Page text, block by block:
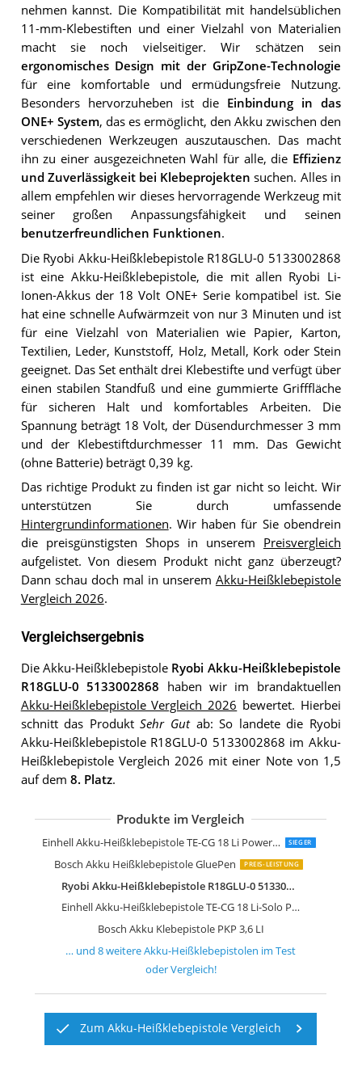
nehmen kannst. Die Kompatibilität mit handelsüblichen
11-mm-Klebestiften und einer Vielzahl von Materialien
macht sie noch vielseitiger. Wir schätzen sein
ergonomisches Design mit der GripZone-Technologie
für eine komfortable und ermüdungsfreie Nutzung.
Besonders hervorzuheben ist die Einbindung in das
ONE+ System, das es ermöglicht, den Akku zwischen den
verschiedenen Werkzeugen auszutauschen. Das macht
ihn zu einer ausgezeichneten Wahl für alle, die Effizienz
und Zuverlässigkeit bei Klebeprojekten suchen. Alles in
allem empfehlen wir dieses hervorragende Werkzeug mit
seiner großen Anpassungsfähigkeit und seinen
benutzerfreundlichen Funktionen.
Die Ryobi Akku-Heißklebepistole R18GLU-0 5133002868
ist eine Akku-Heißklebepistole, die mit allen Ryobi Li-
Ionen-Akkus der 18 Volt ONE+ Serie kompatibel ist. Sie
hat eine schnelle Aufwärmzeit von nur 3 Minuten und ist
für eine Vielzahl von Materialien wie Papier, Karton,
Textilien, Leder, Kunststoff, Holz, Metall, Kork oder Stein
geeignet. Das Set enthält drei Klebestifte und verfügt über
einen stabilen Standfuß und eine gummierte Grifffläche
für sicheren Halt und komfortables Arbeiten. Die
Spannung beträgt 18 Volt, der Düsendurchmesser 3 mm
und der Klebestiftdurchmesser 11 mm. Das Gewicht
(ohne Batterie) beträgt 0,39 kg.
Das richtige Produkt zu finden ist gar nicht so leicht. Wir
unterstützen Sie durch umfassende
Hintergrundinformationen. Wir haben für Sie obendrein
die preisgünstigsten Shops in unserem Preisvergleich
aufgelistet. Von diesem Produkt nicht ganz überzeugt?
Dann schau doch mal in unserem Akku-Heißklebepistole
Vergleich 2026.
Vergleichsergebnis
Die Akku-Heißklebepistole Ryobi Akku-Heißklebepistole
R18GLU-0 5133002868 haben wir im brandaktuellen
Akku-Heißklebepistole Vergleich 2026 bewertet. Hierbei
schnitt das ProduktSehr Gutab: So landete die Ryobi
Akku-Heißklebepistole R18GLU-0 5133002868 im Akku-
Heißklebepistole Vergleich 2026 mit einer Note von 1,5
auf dem 8. Platz.
Produkte im Vergleich
Einhell Akku-Heißklebepistole TE-CG 18 Li Power X-Change SIEGER
Bosch Akku Heißklebepistole GluePen PREIS-LEISTUNG
Ryobi Akku-Heißklebepistole R18GLU-0 5133002868
Einhell Akku-Heißklebepistole TE-CG 18 Li-Solo Power X-Change
Bosch Akku Klebepistole PKP 3,6 LI
TROTEC Akku Heißklebepistole Pggs
Ryobi Akku Heißklebepistole ONE+ 18
Ferm GGM1003 Li-Ion Akku-
Steinel Akku-Heißklebestift Neo1 blau
Wiha zai Hause Akku
Einhell Akku-Heißklebepistole TC-CG
… und8weitereAkku-Heißklebepistolen im Test
oder Vergleich!
Zum Akku-Heißklebepistole Vergleich